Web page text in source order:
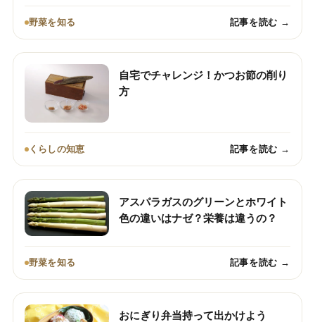
野菜を知る 記事を読む →
自宅でチャレンジ！かつお節の削り
方
くらしの知恵 記事を読む →
アスパラガスのグリーンとホワイト
色の違いはナゼ？栄養は違うの？
野菜を知る 記事を読む →
おにぎり弁当持って出かけよう